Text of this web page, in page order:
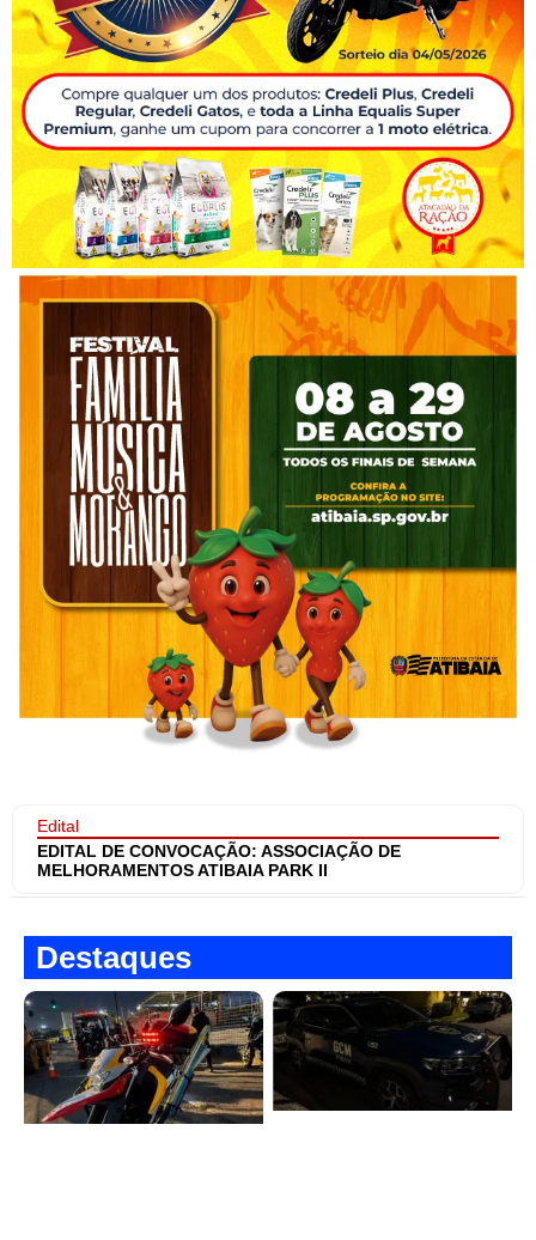
Edital
EDITAL DE CONVOCAÇÃO: ASSOCIAÇÃO DE
MELHORAMENTOS ATIBAIA PARK II
Destaques